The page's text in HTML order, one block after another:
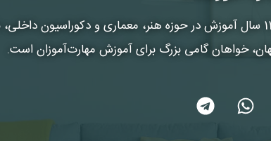
با سابقه‌ای بیش از 11 سال آموزش در حوزه هنر، معماری و دکوراسیون داخلی،
خواهان گامی بزرگ برای آموزش مهارت‌آموزان است.